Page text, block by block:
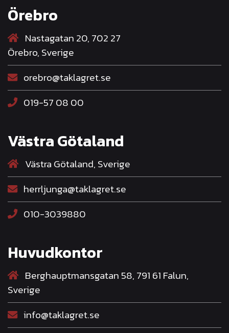
Örebro
Nastagatan 20, 702 27
Örebro, Sverige
orebro@taklagret.se
019-57 08 00
Västra Götaland
Västra Götaland, Sverige
herrljunga@taklagret.se
010-3039880
Huvudkontor
Berghauptmansgatan 58, 791 61 Falun,
Sverige
info@taklagret.se